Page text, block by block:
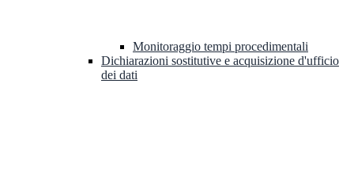
Monitoraggio tempi procedimentali
Dichiarazioni sostitutive e acquisizione d'ufficio
dei dati